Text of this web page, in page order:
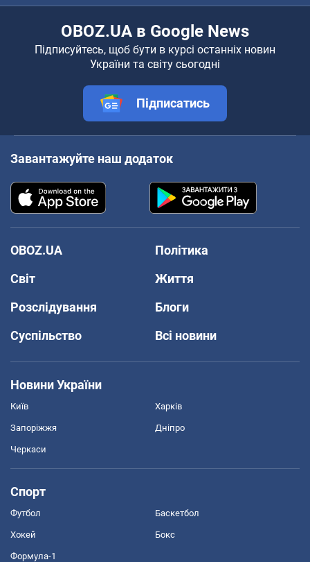
OBOZ.UA в Google News
Підписуйтесь, щоб бути в курсі останніх новин
України та світу сьогодні
Підписатись
Завантажуйте наш додаток
OBOZ.UA
Політика
Світ
Життя
Розслідування
Блоги
Суспільство
Всі новини
Новини України
Київ Харків
Запоріжжя Дніпро
Черкаси
Спорт
Футбол Баскетбол
Хокей Бокс
Формула-1